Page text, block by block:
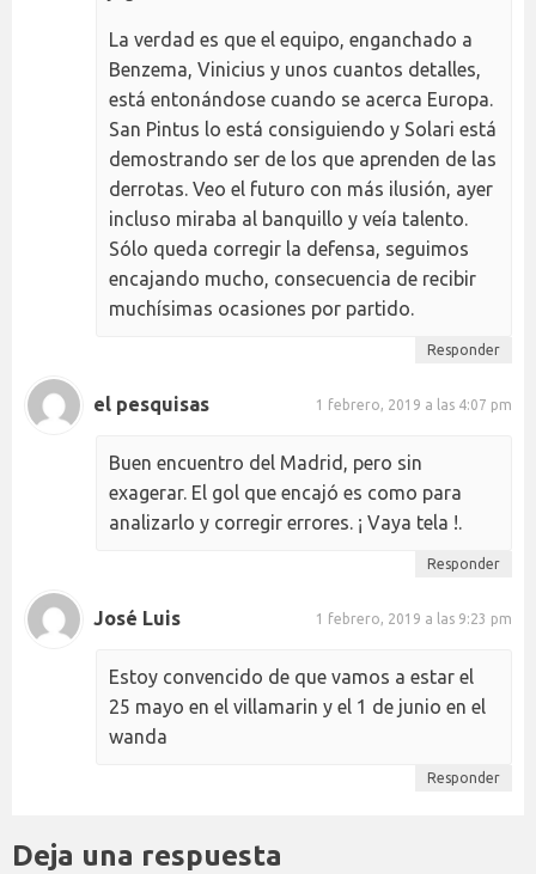
La verdad es que el equipo, enganchado a
Benzema, Vinicius y unos cuantos detalles,
está entonándose cuando se acerca Europa.
San Pintus lo está consiguiendo y Solari está
demostrando ser de los que aprenden de las
derrotas. Veo el futuro con más ilusión, ayer
incluso miraba al banquillo y veía talento.
Sólo queda corregir la defensa, seguimos
encajando mucho, consecuencia de recibir
muchísimas ocasiones por partido.
Responder
el pesquisas 1 febrero, 2019 a las 4:07 pm
Buen encuentro del Madrid, pero sin
exagerar. El gol que encajó es como para
analizarlo y corregir errores. ¡ Vaya tela !.
Responder
José Luis 1 febrero, 2019 a las 9:23 pm
Estoy convencido de que vamos a estar el
25 mayo en el villamarin y el 1 de junio en el
wanda
Responder
Deja una respuesta